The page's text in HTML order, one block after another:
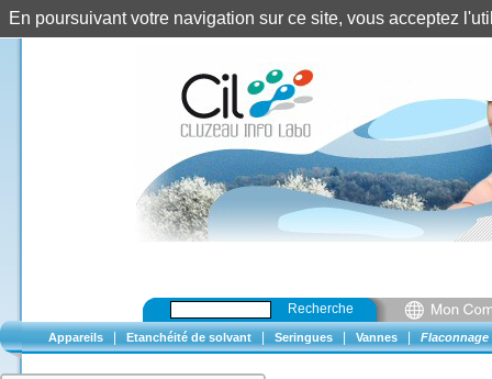
Recherche
Appareils Etanchéité de solvant Seringues Vannes Flaconnage
En poursuivant votre navigation sur ce site, vous acceptez